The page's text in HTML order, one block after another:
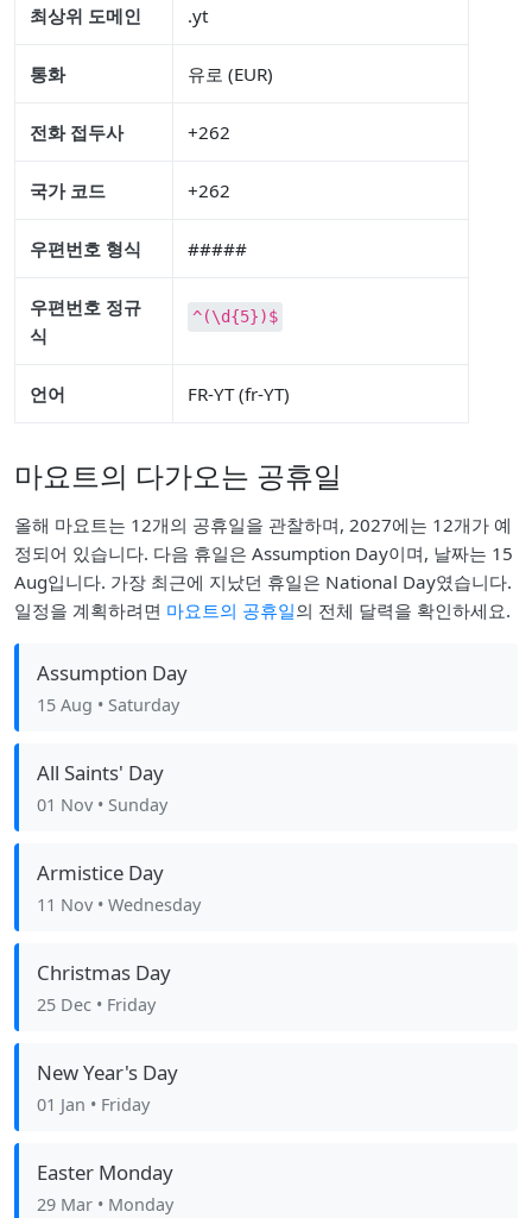
최상위 도메인 .yt
통화 유로 (EUR)
전화 접두사 +262
국가 코드 +262
우편번호 형식 #####
우편번호 정규
식
^(\d{5})$
언어 FR-YT (fr-YT)
마요트의 다가오는 공휴일
올해 마요트는 12개의 공휴일을 관찰하며, 2027에는 12개가 예
정되어 있습니다. 다음 휴일은 Assumption Day이며, 날짜는 15
Aug입니다. 가장 최근에 지났던 휴일은 National Day였습니다.
일정을 계획하려면 마요트의 공휴일의 전체 달력을 확인하세요.
Assumption Day
15 Aug • Saturday
All Saints' Day
01 Nov • Sunday
Armistice Day
11 Nov • Wednesday
Christmas Day
25 Dec • Friday
New Year's Day
01 Jan • Friday
Easter Monday
29 Mar • Monday